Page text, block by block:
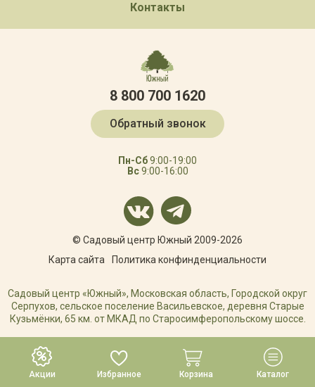
Акции Избранное Корзина Каталог
Контакты
8 800 700 1620
Обратный звонок
Пн-Сб9:00-19:00
Вс9:00-16:00
© Садовый центр Южный 2009-2026
Карта сайта
Политика конфинденциальности
Садовый центр «Южный», Московская область, Городской округ
Серпухов, сельское поселение Васильевское, деревня Старые
Кузьмёнки, 65 км. от МКАД по Старосимферопольскому шоссе.
РАЗРАБОТКА САЙТА